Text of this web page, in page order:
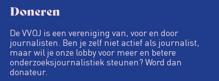
Doneren
De VVOJ is een vereniging van, voor en door
journalisten. Ben je zelf niet actief als journalist,
maar wil je onze lobby voor meer en betere
onderzoeksjournalistiek steunen? Word dan
donateur.